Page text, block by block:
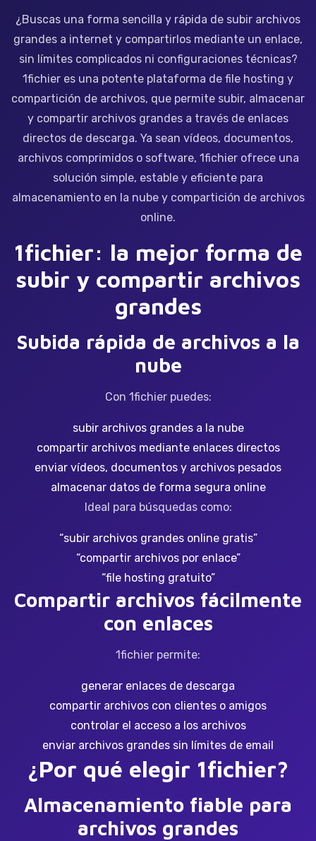
¿Buscas una forma sencilla y rápida de subir archivos
grandes a internet y compartirlos mediante un enlace,
sin límites complicados ni configuraciones técnicas?
1fichier es una potente plataforma de file hosting y
compartición de archivos, que permite subir, almacenar
y compartir archivos grandes a través de enlaces
directos de descarga. Ya sean vídeos, documentos,
archivos comprimidos o software, 1fichier ofrece una
solución simple, estable y eficiente para
almacenamiento en la nube y compartición de archivos
online.
1fichier: la mejor forma de
subir y compartir archivos
grandes
Subida rápida de archivos a la
nube
Con 1fichier puedes:
subir archivos grandes a la nube
compartir archivos mediante enlaces directos
enviar vídeos, documentos y archivos pesados
almacenar datos de forma segura online
Ideal para búsquedas como:
“subir archivos grandes online gratis”
“compartir archivos por enlace”
“file hosting gratuito”
Compartir archivos fácilmente
con enlaces
1fichier permite:
generar enlaces de descarga
compartir archivos con clientes o amigos
controlar el acceso a los archivos
enviar archivos grandes sin límites de email
¿Por qué elegir 1fichier?
Almacenamiento fiable para
archivos grandes